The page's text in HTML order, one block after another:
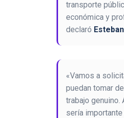
transporte
económica y
declaró
«Vamos a
puedan tomar
trabajo
sería